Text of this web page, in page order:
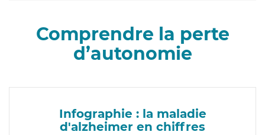
Comprendre la perte
d’autonomie
Infographie : la maladie
d'alzheimer en chiffres